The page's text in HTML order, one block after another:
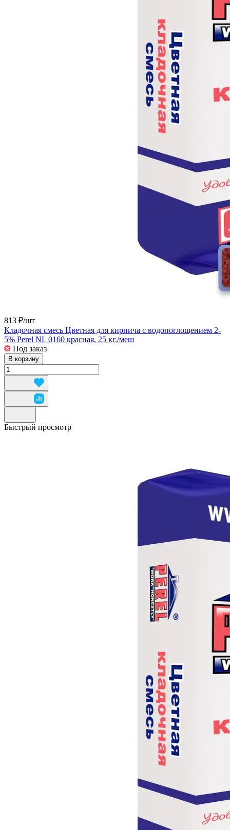
813 ₽/шт
Кладочная смесь Цветная для кирпича с водопоглощением 2-
5% Perel NL 0160 красная, 25 кг./меш
Под заказ
В корзину
Быстрый просмотр